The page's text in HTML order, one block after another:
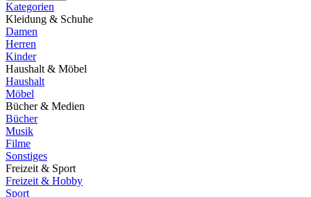
Kategorien
Kleidung & Schuhe
Damen
Herren
Kinder
Haushalt & Möbel
Haushalt
Möbel
Bücher & Medien
Bücher
Musik
Filme
Sonstiges
Freizeit & Sport
Freizeit & Hobby
Sport